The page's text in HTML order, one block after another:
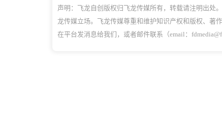
声明：飞龙自创版权归飞龙传媒所有，转载请注明出处
龙传媒立场。飞龙传媒尊重和维护知识产权和版权、著
在平台发消息给我们，或者邮件联系（email：